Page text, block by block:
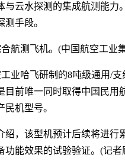
与云水探测的集成航测能力
手段。
合航测飞机。(中国航空工业
业哈飞研制的8吨级通用/
目前唯一同时取得中国民用
机型号。
绍，该型机预计后续将进行
功能效果的试验验证。(记者